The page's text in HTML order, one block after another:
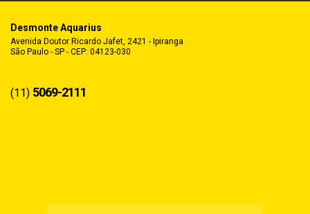
Desmonte Aquarius
Avenida Doutor Ricardo Jafet, 2421 - Ipiranga
São Paulo - SP - CEP: 04123-030
(11) 5069-2111